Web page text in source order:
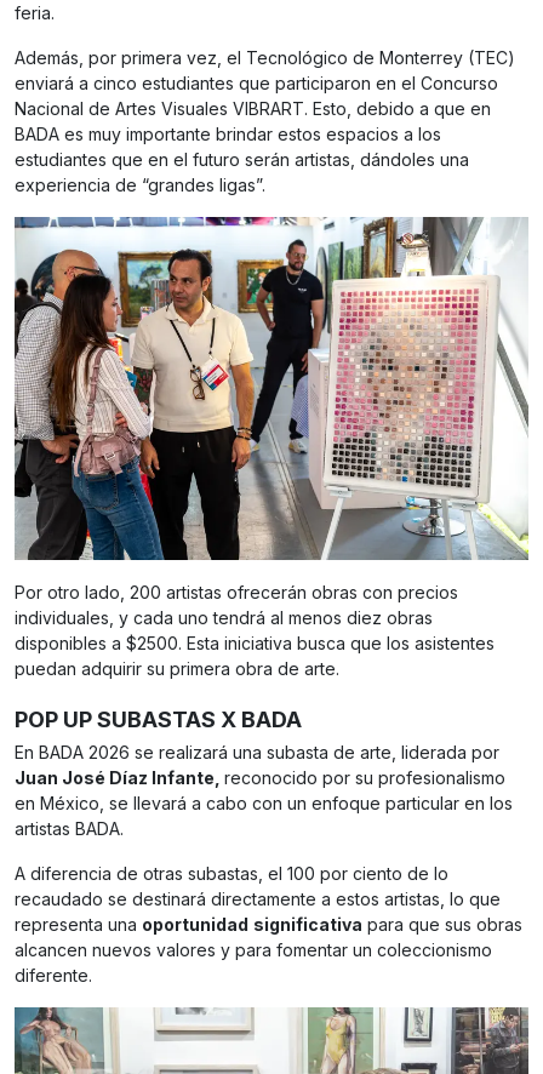
feria.
Además, por primera vez, el Tecnológico de Monterrey (TEC)
enviará a cinco estudiantes que participaron en el Concurso
Nacional de Artes Visuales VIBRART. Esto, debido a que en
BADA es muy importante brindar estos espacios a los
estudiantes que en el futuro serán artistas, dándoles una
experiencia de “grandes ligas”.
Por otro lado, 200 artistas ofrecerán obras con precios
individuales, y cada uno tendrá al menos diez obras
disponibles a $2500. Esta iniciativa busca que los asistentes
puedan adquirir su primera obra de arte.
POP UP SUBASTAS X BADA
En BADA 2026 se realizará una subasta de arte, liderada por
Juan José Díaz Infante, reconocido por su profesionalismo
en México, se llevará a cabo con un enfoque particular en los
artistas BADA.
A diferencia de otras subastas, el 100 por ciento de lo
recaudado se destinará directamente a estos artistas, lo que
representa una oportunidad significativa para que sus obras
alcancen nuevos valores y para fomentar un coleccionismo
diferente.